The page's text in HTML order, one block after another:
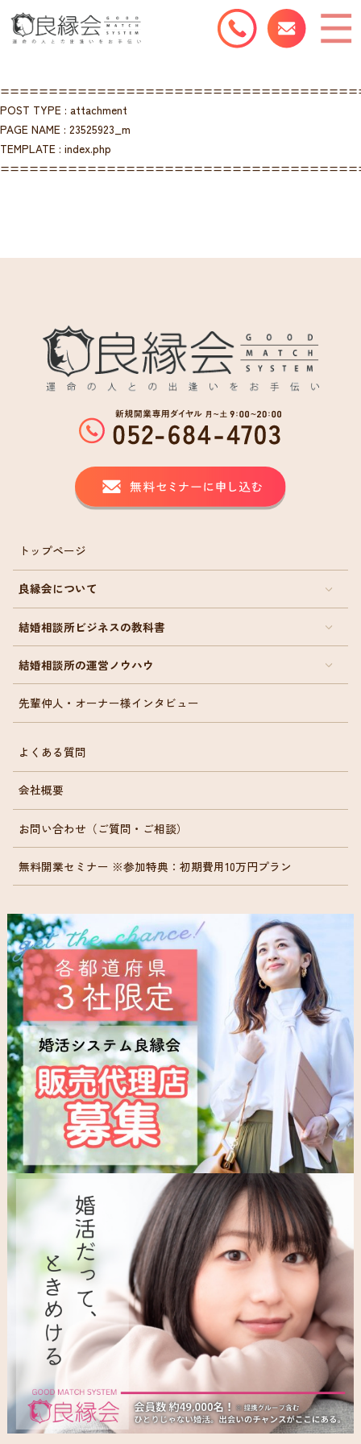
POST TYPE : attachment
PAGE NAME : 23525923_m
TEMPLATE : index.php
トップページ
良縁会について
結婚相談所ビジネスの教科書
結婚相談所の運営ノウハウ
先輩仲人・オーナー様インタビュー
よくある質問
会社概要
お問い合わせ（ご質問・ご相談）
無料開業セミナー ※参加特典：初期費用10万円プラン